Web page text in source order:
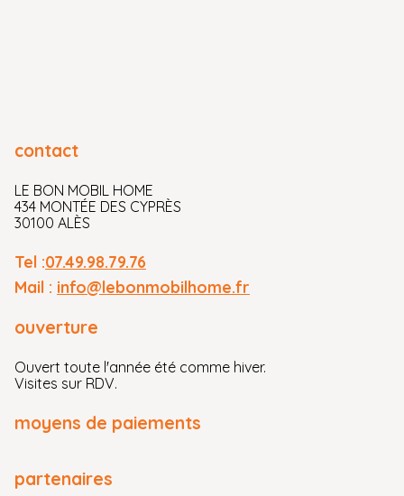
contact
LE BON MOBIL HOME
434 MONTÉE DES CYPRÈS
30100 ALÈS
Tel :07.49.98.79.76
Mail : info@lebonmobilhome.fr
ouverture
Ouvert toute l'année été comme hiver.
Visites sur RDV.
moyens de paiements
partenaires